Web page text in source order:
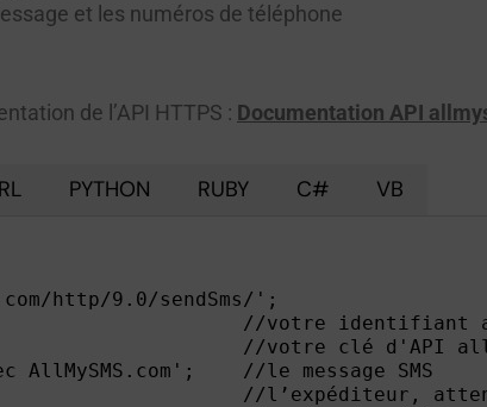
et les numéros de téléphone
de l’API HTTPS : Documentation API
PYTHON RUBY C# VB
http/9.0/sendSms/';
//votre identifiant
//votre clé d'API
AllMySMS.com';    //le message SMS
//l’expéditeur, attention